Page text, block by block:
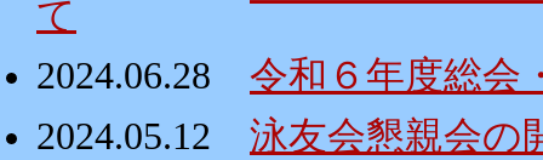
て
2024.06.28
令和６年度総会
2024.05.12
泳友会懇親会の